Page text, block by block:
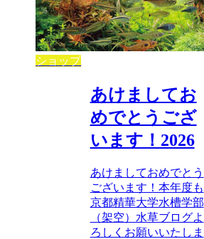
ショップ
あけましてお
めでとうござ
います！2026
あけましておめでとう
ございます！本年度も
京都精華大学水槽学部
（架空）水草ブログよ
ろしくお願いいたしま